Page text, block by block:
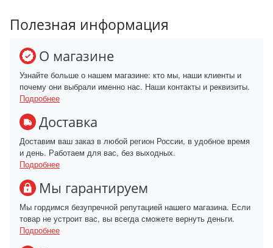
Полезная информация
О магазине
Узнайте больше о нашем магазине: кто мы, наши клиенты и
почему они выбрали именно нас. Наши контакты и реквизиты.
Подробнее
Доставка
Доставим ваш заказ в любой регион России, в удобное время
и день. Работаем для вас, без выходных.
Подробнее
Мы гарантируем
Мы гордимся безупречной репутацией нашего магазина. Если
товар не устроит вас, вы всегда сможете вернуть деньги.
Подробнее